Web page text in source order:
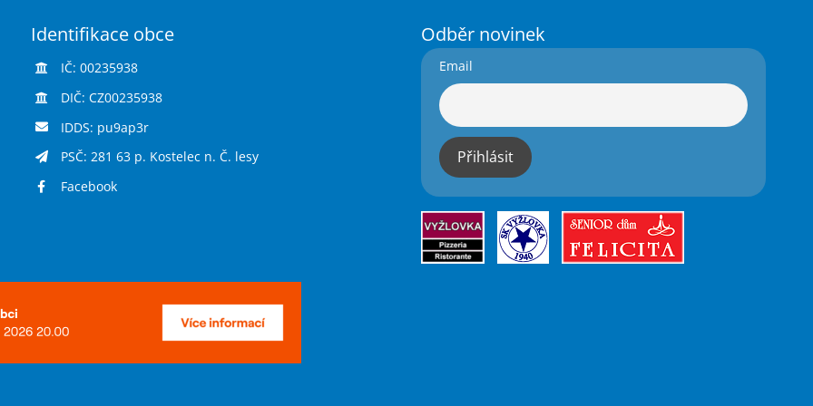
Identifikace obce
IČ: 00235938
DIČ: CZ00235938
IDDS: pu9ap3r
PSČ: 281 63 p. Kostelec n. Č. lesy
Facebook
Odběr novinek
Email